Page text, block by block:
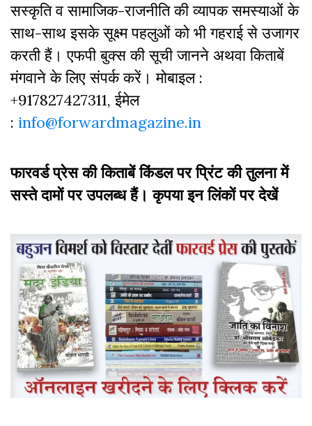
सस्‍क‍ृति व सामाजिक-राजनीति की व्‍यापक समस्‍याओं के
साथ-साथ इसके सूक्ष्म पहलुओं को भी गहराई से उजागर
करती हैं। एफपी बुक्‍स की सूची जानने अथवा किताबें
मंगवाने के लिए संपर्क करें। मोबाइल :
+917827427311, ईमेल
: info@forwardmagazine.in
फारवर्ड प्रेस की किताबें किंडल पर प्रिंट की तुलना में
सस्ते दामों पर उपलब्ध हैं। कृपया इन लिंकों पर देखें